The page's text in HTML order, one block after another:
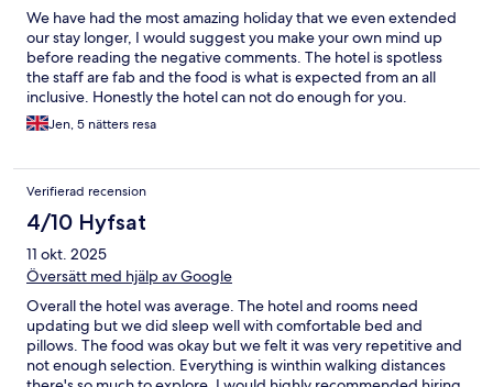
We have had the most amazing holiday that we even extended
our stay longer, I would suggest you make your own mind up
before reading the negative comments. The hotel is spotless
the staff are fab and the food is what is expected from an all
inclusive. Honestly the hotel can not do enough for you.
Jen, 5 nätters resa
Verifierad recension
4/10 Hyfsat
11 okt. 2025
Översätt med hjälp av Google
Overall the hotel was average. The hotel and rooms need
updating but we did sleep well with comfortable bed and
pillows. The food was okay but we felt it was very repetitive and
not enough selection. Everything is winthin walking distances